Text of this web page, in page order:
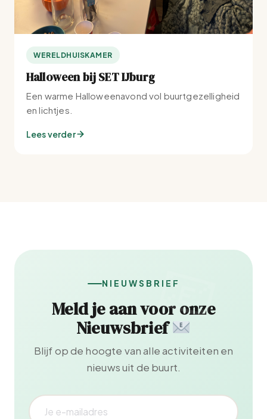
WERELDHUISKAMER
Halloween bij SET IJburg
Een warme Halloweenavond vol buurtgezelligheid
en lichtjes.
Lees verder
NIEUWSBRIEF
Meld je aan voor onze
Nieuwsbrief
Blijf op de hoogte van alle activiteiten en
nieuws uit de buurt.